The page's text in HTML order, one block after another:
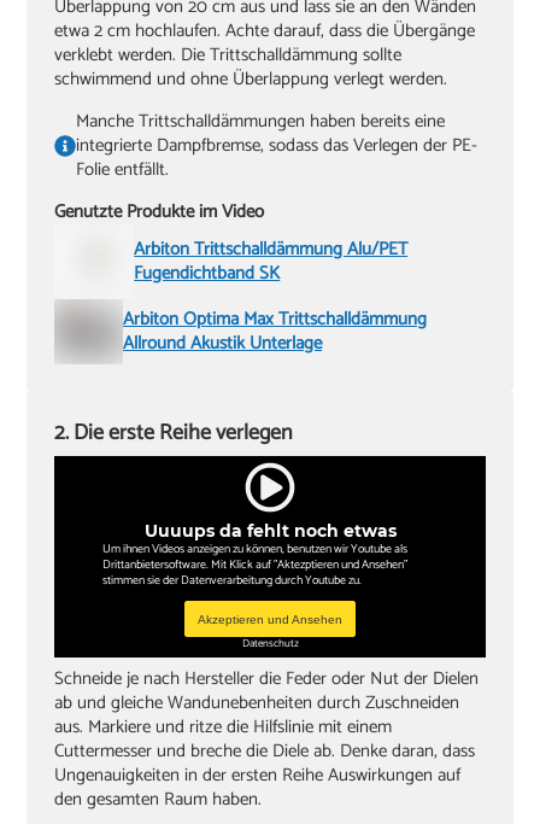
Überlappung von 20 cm aus und lass sie an den Wänden
etwa 2 cm hochlaufen. Achte darauf, dass die Übergänge
verklebt werden. Die Trittschalldämmung sollte
schwimmend und ohne Überlappung verlegt werden.
Manche Trittschalldämmungen haben bereits eine
integrierte Dampfbremse, sodass das Verlegen der PE-
Folie entfällt.
Genutzte Produkte im Video
Arbiton Trittschalldämmung Alu/PET
Fugendichtband SK
Arbiton Optima Max Trittschalldämmung
Allround Akustik Unterlage
Uuuups da fehlt noch etwas
Um ihnen Videos anzeigen zu können, benutzen wir Youtube als
Drittanbietersoftware. Mit Klick auf "Aktezptieren und Ansehen"
stimmen sie der Datenverarbeitung durch Youtube zu.
Akzeptieren und Ansehen
Datenschutz
2. Die erste Reihe verlegen
Schneide je nach Hersteller die Feder oder Nut der Dielen
ab und gleiche Wandunebenheiten durch Zuschneiden
aus. Markiere und ritze die Hilfslinie mit einem
Cuttermesser und breche die Diele ab. Denke daran, dass
Ungenauigkeiten in der ersten Reihe Auswirkungen auf
den gesamten Raum haben.